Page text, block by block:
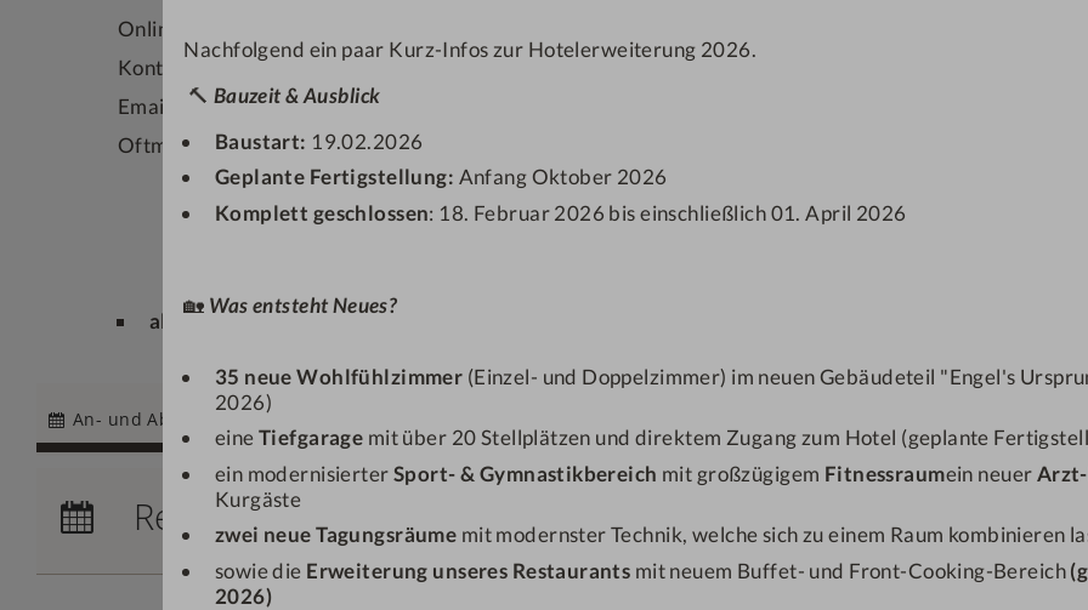
Nachfolgend ein paar Kurz-Infos zur Hotelerweiterung 2026.
🔨 Bauzeit & Ausblick
Baustart: 19.02.2026
Geplante Fertigstellung: Anfang Oktober 2026
Komplett geschlossen: 18. Februar 2026 bis einschließlich 01. April 2026
🏡 Was entsteht Neues?
35 neue Wohlfühlzimmer (Einzel- und Doppelzimmer) im neuen Gebäudeteil "Engel's
2026)
eineTiefgarage mit über 20 Stellplätzen und direktem Zugang zum Hotel (geplante
ein modernisierterSport- & Gymnastikbereich mit großzügigem Fitnessraumein neuer
Kurgäste
zwei neue Tagungsräume mit modernster Technik, welche sich zu einem Raum kombinieren
sowie die Erweiterung unseres Restaurants mit neuem Buffet- und Front-Cooking-Bereich
2026)
Online ist kein Zimmer verfügbar?
Kontaktieren Sie uns direkt per Telefon,
Email oderstellen Sie uns hier eine Anfrage.
Oftmals ergibt sich kurzfristig noch etwas...
alle Specials & Angebote
möchten Sie bereits vor
Obst oder etwas
An- und Abreise
13%
Anreise: keine Auswahl Abreise:keine
Übernachtungen:0
Reisedatum